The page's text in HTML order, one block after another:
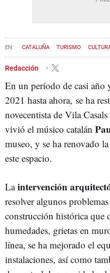
CATALUÑA TURISMO
Redacción
En un período de casi año
2021 hasta ahora, se ha
novecentista de Vila
vivió el músico catalán
museo, y se ha renovado
este espacio.
Laintervención
resolver algunos
construcción histórica que
humedades, grietas en
línea, se ha mejorado el
instalaciones, así como